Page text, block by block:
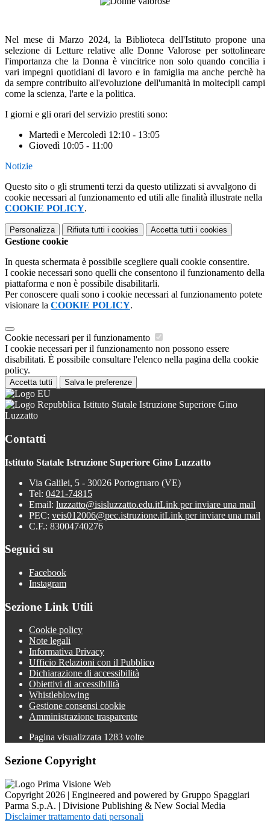
Nel mese di Marzo 2024, la Biblioteca dell'Istituto propone una
selezione di Letture relative alle Donne Valorose per sottolineare
l'importanza che la Donna è vincitrice non solo quando concilia i
vari impegni quotidiani di lavoro e in famiglia ma anche perchè ha
da sempre contribuito all'evoluzione dell'umanità in moltecipli campi
come la scienza, l'arte e la politica.
I giorni e gli orari del servizio prestiti sono:
Martedì e Mercoledì 12:10 - 13:05
Giovedì 10:05 - 11:00
Notizie
Questo sito o gli strumenti terzi da questo utilizzati si avvalgono di
cookie necessari al funzionamento ed utili alle finalità illustrate nella
COOKIE POLICY.
Personalizza Rifiuta tutti i cookies Accetta tutti i cookies
Gestione cookie
In questa schermata è possibile scegliere quali cookie consentire.
I cookie necessari sono quelli che consentono il funzionamento della
piattaforma e non è possibile disabilitarli.
Per conoscere quali sono i cookie necessari al funzionamento potete
visionare la COOKIE POLICY.
Cookie necessari per il funzionamento
I cookie necessari per il funzionamento non possono essere
disabilitati. È possibile consultare l'elenco nella pagina della cookie
policy.
Accetta tutti Salva le preferenze
Istituto Statale Istruzione Superiore Gino
Luzzatto
Contatti
Istituto Statale Istruzione Superiore Gino Luzzatto
Via Galilei, 5 - 30026 Portogruaro (VE)
Tel: 0421-74815
Email: luzzatto@isisluzzatto.edu.itLink per inviare una mail
PEC: veis012006@pec.istruzione.itLink per inviare una mail
C.F.: 83004740276
Seguici su
Facebook
Instagram
Sezione Link Utili
Cookie policy
Note legali
Informativa Privacy
Ufficio Relazioni con il Pubblico
Dichiarazione di accessibilità
Obiettivi di accessibilità
Whistleblowing
Gestione consensi cookie
Amministrazione trasparente
Pagina visualizzata 1283 volte
Sezione Copyright
Copyright 2026 | Engineered and powered by Gruppo Spaggiari
Parma S.p.A. | Divisione Publishing & New Social Media
Disclaimer trattamento dati personali